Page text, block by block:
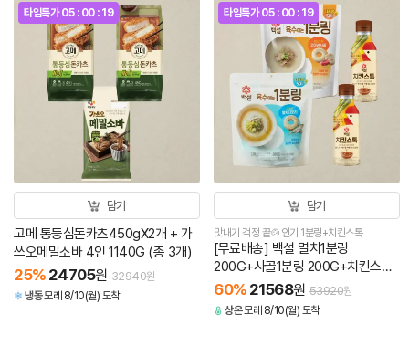
타임특가 05 : 00 : 16
담기
고메 통등심돈카츠450gX2개 + 가
쓰오메밀소바 4인 1140G (총 3개)
25% 24705원 32940원
냉동 모레 8/10(월) 도착
타임특가 05 : 00 : 16
담기
맛내기 걱정 끝🍲인기 1분링+치킨스톡
[무료배송] 백설 멸치1분링
200G+사골1분링 200G+치킨스톡
350GX2개(총 4개)
60% 21568원 53920원
상온 모레 8/10(월) 도착